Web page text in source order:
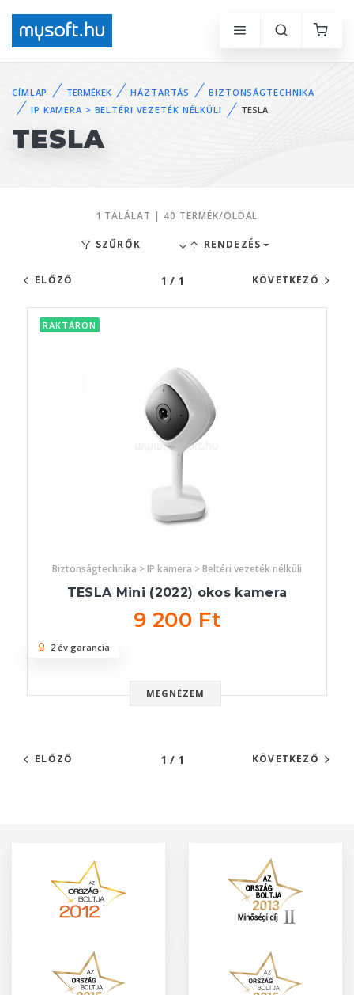
CÍMLAP TERMÉKEK HÁZTARTÁS
BIZTONSÁGTECHNIKA
IP KAMERA > BELTÉRI VEZETÉK NÉLKÜLI
TESLA
TESLA
1 TALÁLAT | 40 TERMÉK/OLDAL
SZŰRŐK RENDEZÉS
ELŐZŐ 1 / 1 KÖVETKEZŐ
RAKTÁRON
Biztonságtechnika > IP kamera > Beltéri vezeték nélküli
TESLA Mini (2022) okos kamera
9 200 Ft
MEGNÉZEM
2 év garancia
ELŐZŐ 1 / 1 KÖVETKEZŐ